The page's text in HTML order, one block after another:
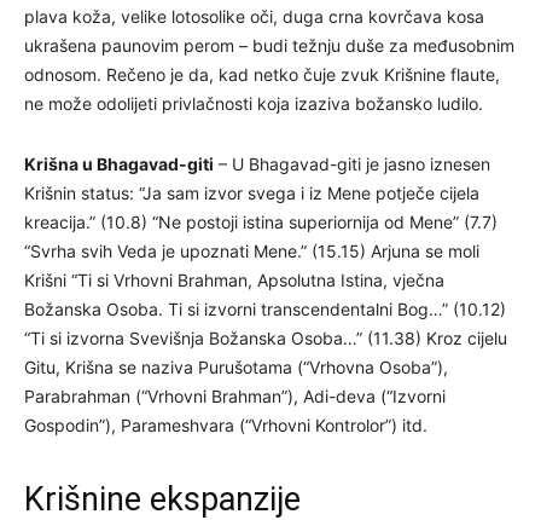
plava koža, velike lotosolike oči, duga crna kovrčava kosa
ukrašena paunovim perom – budi težnju duše za međusobnim
odnosom. Rečeno je da, kad netko čuje zvuk Krišnine flaute,
ne može odolijeti privlačnosti koja izaziva božansko ludilo.
Krišna u Bhagavad-giti – U Bhagavad-giti je jasno iznesen
Krišnin status: “Ja sam izvor svega i iz Mene potječe cijela
kreacija.” (10.8) “Ne postoji istina superiornija od Mene” (7.7)
“Svrha svih Veda je upoznati Mene.” (15.15) Arjuna se moli
Krišni “Ti si Vrhovni Brahman, Apsolutna Istina, vječna
Božanska Osoba. Ti si izvorni transcendentalni Bog…” (10.12)
“Ti si izvorna Svevišnja Božanska Osoba…” (11.38) Kroz cijelu
Gitu, Krišna se naziva Purušotama (“Vrhovna Osoba”),
Parabrahman (“Vrhovni Brahman”), Adi-deva (“Izvorni
Gospodin”), Parameshvara (“Vrhovni Kontrolor”) itd.
Krišnine ekspanzije